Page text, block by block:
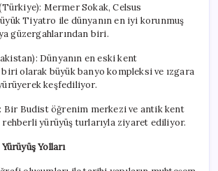
Mermer Sokak, Celsus
Tiyatro ile dünyanın en iyi korunmuş
güzergahlarından biri.
Dünyanın en eski kent
olarak büyük banyo kompleksi ve ızgara
keşfediliyor.
Bir Budist öğrenim merkezi ve antik kent
yürüyüş turlarıyla ziyaret ediliyor.
Yolları